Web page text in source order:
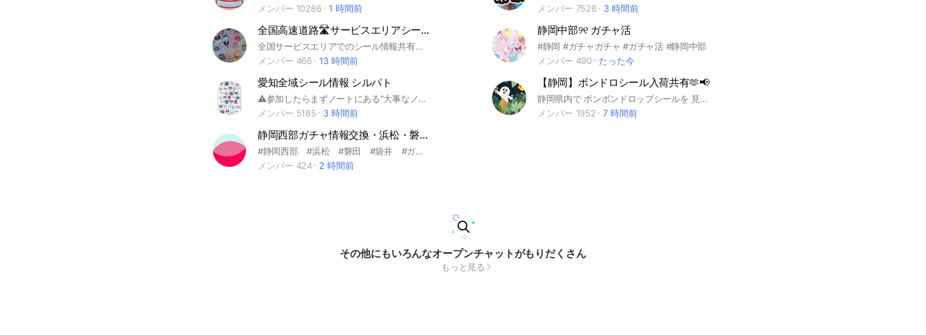
メンバー 10286
1 時間前
メンバー 7528
3 時間前
全国高速道路🛣️サービスエリアシール情報🩷
全国サービスエリアでのシール情報共有板です！#シール #ボンボンドロップシール #シル活 #シルパト
メンバー 466
13 時間前
静岡中部୨୧ ガチャ活
#静岡 #ガチャガチャ #ガチャ活 #静岡中部
メンバー 490
たった今
愛知全域シール情報 シルパト
⚠️参加したらまずノートにある"大事なノート"のルールを必ずお読みください⚠️
メンバー 5185
3 時間前
【静岡】ボンドロシール入荷共有🫶📢
静岡県内で ボンボンドロップシールを 見つけた・入荷していた・完売していた 情報を共有するオープンチャットです。 #ボンドロ #ボンボンドロップシール #シール帳
メンバー 1952
7 時間前
静岡西部ガチャ情報交換・浜松・磐田・袋井
#静岡西部 #浜松 #磐田 #袋井 #ガチャ #情報交換 #情報共有 #ガチャガチャ #ガシャポン
メンバー 424
2 時間前
その他にもいろんなオープンチャットがもりだくさん
もっと見る